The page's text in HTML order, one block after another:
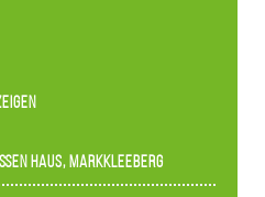
Lichtinstallationen
in einen farbigen
Rundgang einen
Haus, Markkleeberg